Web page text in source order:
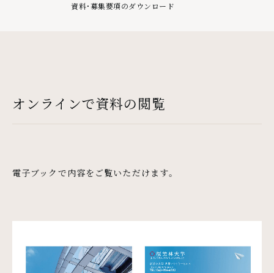
資料・募集要項のダウンロード
オンラインで資料の閲覧
電子ブックで内容をご覧いただけます。